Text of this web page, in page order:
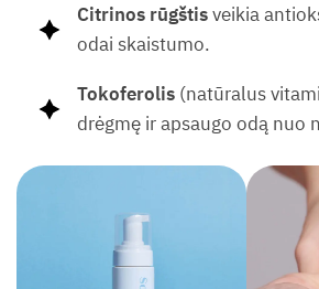
Citrinos rūgštisveikia
odai skaistumo.
Tokoferolis (natūralus
drėgmę ir apsaugo odą nuo